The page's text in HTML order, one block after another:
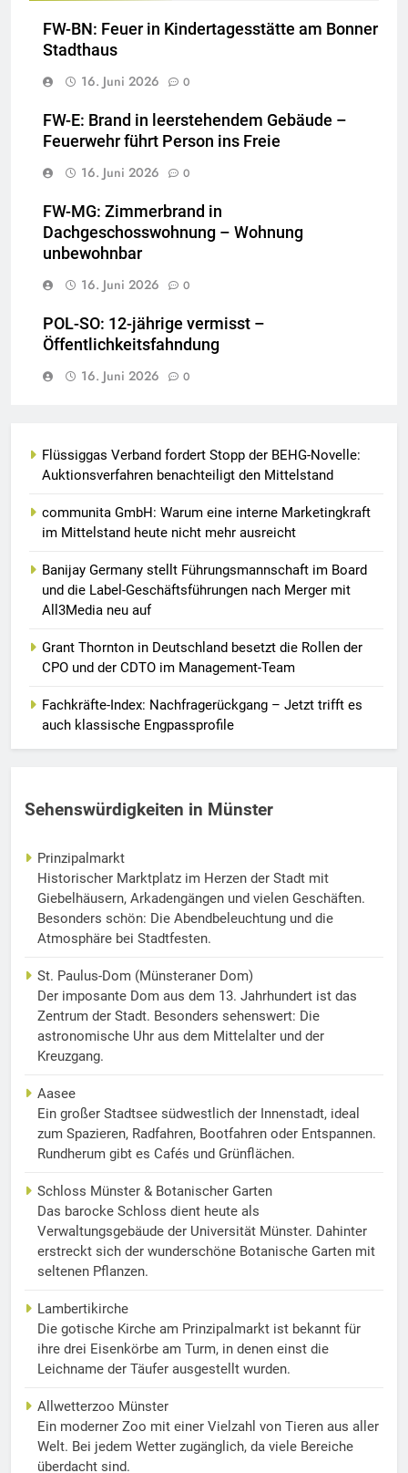
FW-BN: Feuer in Kindertagesstätte am Bonner
Stadthaus
16. Juni 2026
0
FW-E: Brand in leerstehendem Gebäude –
Feuerwehr führt Person ins Freie
16. Juni 2026
0
FW-MG: Zimmerbrand in
Dachgeschosswohnung – Wohnung
unbewohnbar
16. Juni 2026
0
POL-SO: 12-jährige vermisst –
Öffentlichkeitsfahndung
16. Juni 2026
0
Flüssiggas Verband fordert Stopp der BEHG-Novelle:
Auktionsverfahren benachteiligt den Mittelstand
communita GmbH: Warum eine interne Marketingkraft
im Mittelstand heute nicht mehr ausreicht
Banijay Germany stellt Führungsmannschaft im Board
und die Label-Geschäftsführungen nach Merger mit
All3Media neu auf
Grant Thornton in Deutschland besetzt die Rollen der
CPO und der CDTO im Management-Team
Fachkräfte-Index: Nachfragerückgang – Jetzt trifft es
auch klassische Engpassprofile
Sehenswürdigkeiten in Münster
Prinzipalmarkt
Historischer Marktplatz im Herzen der Stadt mit
Giebelhäusern, Arkadengängen und vielen Geschäften.
Besonders schön: Die Abendbeleuchtung und die
Atmosphäre bei Stadtfesten.
St. Paulus-Dom (Münsteraner Dom)
Der imposante Dom aus dem 13. Jahrhundert ist das
Zentrum der Stadt. Besonders sehenswert: Die
astronomische Uhr aus dem Mittelalter und der
Kreuzgang.
Aasee
Ein großer Stadtsee südwestlich der Innenstadt, ideal
zum Spazieren, Radfahren, Bootfahren oder Entspannen.
Rundherum gibt es Cafés und Grünflächen.
Schloss Münster & Botanischer Garten
Das barocke Schloss dient heute als
Verwaltungsgebäude der Universität Münster. Dahinter
erstreckt sich der wunderschöne Botanische Garten mit
seltenen Pflanzen.
Lambertikirche
Die gotische Kirche am Prinzipalmarkt ist bekannt für
ihre drei Eisenkörbe am Turm, in denen einst die
Leichname der Täufer ausgestellt wurden.
Allwetterzoo Münster
Ein moderner Zoo mit einer Vielzahl von Tieren aus aller
Welt. Bei jedem Wetter zugänglich, da viele Bereiche
überdacht sind.